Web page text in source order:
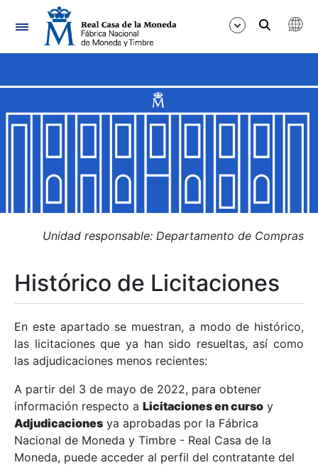
Navegación
Mostrar/Ocultar
Mostrar/Ocultar
Mostrar/Ocultar
Mostrar/Ocultar
Mostrar/Ocultar
Mostrar/Ocultar
Unidad responsable: Departamento de Compras
Histórico de Licitaciones
En este apartado se muestran, a modo de histórico,
las licitaciones que ya han sido resueltas, así como
las adjudicaciones menos recientes:
A partir del 3 de mayo de 2022, para obtener
información respecto a Licitaciones en curso y
Adjudicaciones ya aprobadas por la Fábrica
Nacional de Moneda y Timbre - Real Casa de la
Moneda, puede acceder al perfil del contratante del